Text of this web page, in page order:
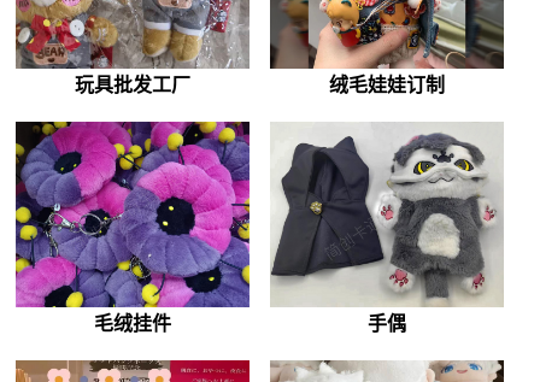
玩具批发工厂 绒毛娃娃订制
毛绒挂件 手偶